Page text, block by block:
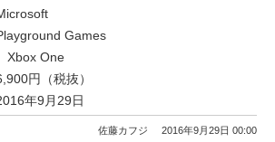
Games
Xbox One
円（税抜）
年9月29日
佐藤カフジ 2016年9月29日 00:00